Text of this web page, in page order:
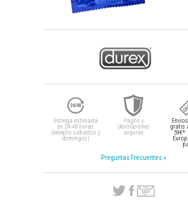
Entrega estimada
en 24-48 horas
(excepto sábados y
domingos)
Pagos y
devoluciones
seguras
gratis
59€*.
Preguntas Frecuentes »